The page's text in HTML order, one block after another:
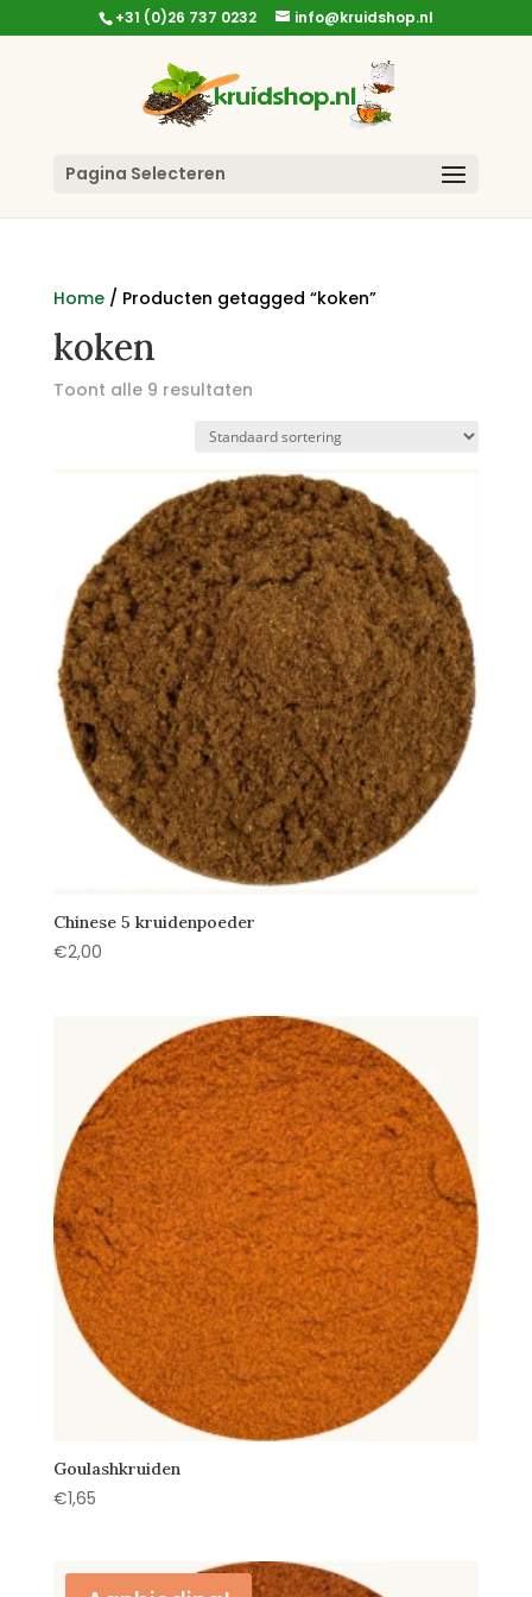
+31 (0)26 737 0232 info@kruidshop.nl
Pagina Selecteren
Home/ Producten getagged “koken”
koken
Toont alle 9 resultaten
Chinese 5 kruidenpoeder
€2,00
Goulashkruiden
€1,65